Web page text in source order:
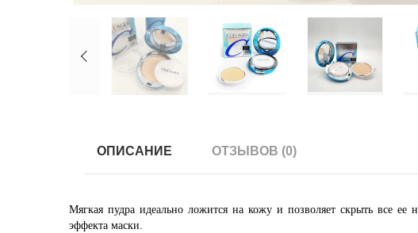
ОПИСАНИЕ ОТЗЫВОВ (0)
Мягкая пудра идеально ложится на кожу и позволяет скрыть все ее
эффекта маски.